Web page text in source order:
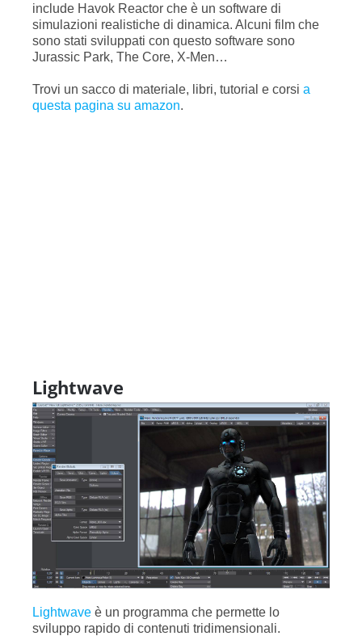
include Havok Reactor che è un software di
simulazioni realistiche di dinamica. Alcuni film che
sono stati sviluppati con questo software sono
Jurassic Park, The Core, X-Men…
Trovi un sacco di materiale, libri, tutorial e corsi a
questa pagina su amazon.
Lightwave
Lightwave è un programma che permette lo
sviluppo rapido di contenuti tridimensionali.